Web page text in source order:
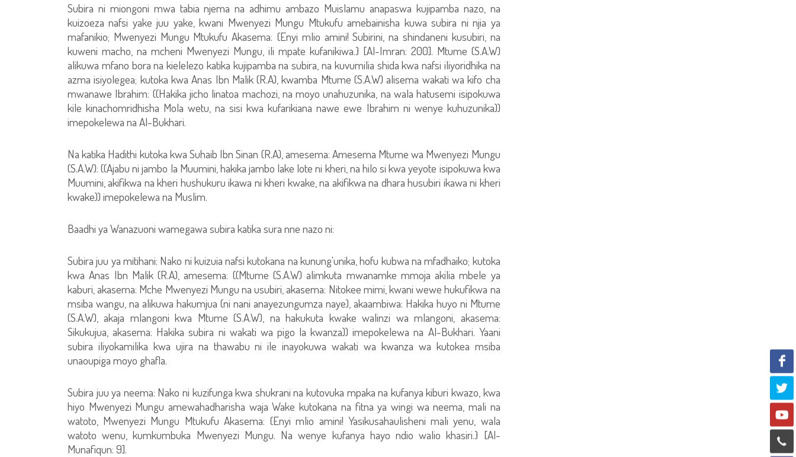
Subira ni miongoni mwa tabia njema na adhimu ambazo Muislamu anapaswa kujipamba nazo, na
kuizoeza nafsi yake juu yake, kwani Mwenyezi Mungu Mtukufu amebainisha kuwa subira ni njia ya
mafanikio; Mwenyezi Mungu Mtukufu Akasema: {Enyi mlio amini! Subirini, na shindaneni kusubiri, na
kuweni macho, na mcheni Mwenyezi Mungu, ili mpate kufanikiwa.} [Al-Imran: 200]. Mtume (S.A.W)
alikuwa mfano bora na kielelezo katika kujipamba na subira, na kuvumilia shida kwa nafsi iliyoridhika na
azma isiyolegea; kutoka kwa Anas Ibn Malik (R.A), kwamba Mtume (S.A.W) alisema wakati wa kifo cha
mwanawe Ibrahim: ((Hakika jicho linatoa machozi, na moyo unahuzunika, na wala hatusemi isipokuwa
kile kinachomridhisha Mola wetu, na sisi kwa kufarikiana nawe ewe Ibrahim ni wenye kuhuzunika))
imepokelewa na Al-Bukhari.
Na katika Hadithi kutoka kwa Suhaib Ibn Sinan (R.A), amesema: Amesema Mtume wa Mwenyezi Mungu
(S.A.W): ((Ajabu ni jambo la Muumini, hakika jambo lake lote ni kheri, na hilo si kwa yeyote isipokuwa kwa
Muumini, akifikwa na kheri hushukuru ikawa ni kheri kwake, na akifikwa na dhara husubiri ikawa ni kheri
kwake)) imepokelewa na Muslim.
Baadhi ya Wanazuoni wamegawa subira katika sura nne nazo ni:
Subira juu ya mitihani: Nako ni kuizuia nafsi kutokana na kunung'unika, hofu kubwa na mfadhaiko; kutoka
kwa Anas Ibn Malik (R.A), amesema: ((Mtume (S.A.W) alimkuta mwanamke mmoja akilia mbele ya
kaburi, akasema: Mche Mwenyezi Mungu na usubiri, akasema: Nitokee mimi, kwani wewe hukufikwa na
msiba wangu, na alikuwa hakumjua (ni nani anayezungumza naye), akaambiwa: Hakika huyo ni Mtume
(S.A.W), akaja mlangoni kwa Mtume (S.A.W), na hakukuta kwake walinzi wa mlangoni, akasema:
Sikukujua, akasema: Hakika subira ni wakati wa pigo la kwanza)) imepokelewa na Al-Bukhari. Yaani
subira iliyokamilika kwa ujira na thawabu ni ile inayokuwa wakati wa kwanza wa kutokea msiba
unaoupiga moyo ghafla.
Subira juu ya neema: Nako ni kuzifunga kwa shukrani na kutovuka mpaka na kufanya kiburi kwazo, kwa
hiyo Mwenyezi Mungu amewahadharisha waja Wake kutokana na fitna ya wingi wa neema, mali na
watoto, Mwenyezi Mungu Mtukufu Akasema: {Enyi mlio amini! Yasikusahaulisheni mali yenu, wala
watoto wenu, kumkumbuka Mwenyezi Mungu. Na wenye kufanya hayo ndio walio khasiri.} [Al-
Munafiqun: 9].